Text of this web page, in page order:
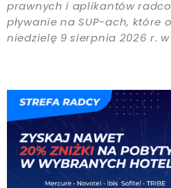
prawnych i aplikantów
pływanie na SUP-ach, które
niedzielę 9 sierpnia 2026 r. w